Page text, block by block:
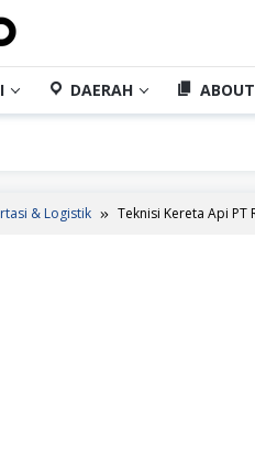
DAERAH
& Logistik Teknisi Kereta Api PT